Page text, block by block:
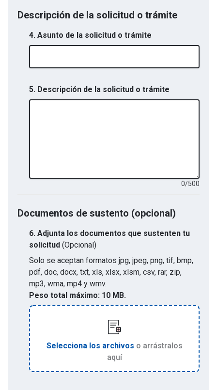
Descripción de la solicitud o trámite
4. Asunto de la solicitud o trámite
5. Descripción de la solicitud o trámite
0/500
Documentos de sustento (opcional)
6. Adjunta los documentos que sustenten tu
solicitud (Opcional)
Solo se aceptan formatos jpg, jpeg, png, tif, bmp,
pdf, doc, docx, txt, xls, xlsx, xlsm, csv, rar, zip,
mp3, wma, mp4 y wmv.
Peso total máximo: 10 MB.
Selecciona los archivos o arrástralos
aquí